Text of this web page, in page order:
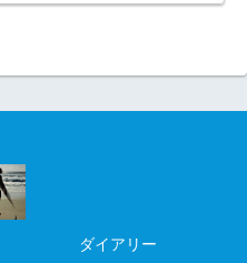
ダイアリー